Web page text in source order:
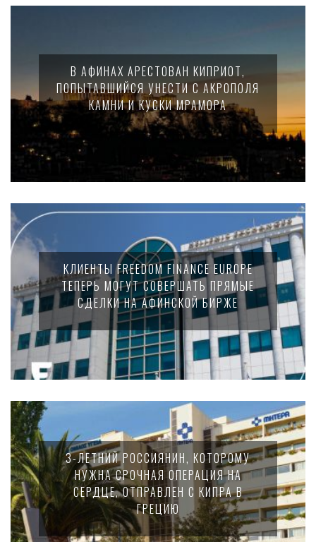
В АФИНАХ АРЕСТОВАН КИПРИОТ,
ПОПЫТАВШИЙСЯ УНЕСТИ С АКРОПОЛЯ
КАМНИ И КУСКИ МРАМОРА
КЛИЕНТЫ FREEDOM FINANCE EUROPE
ТЕПЕРЬ МОГУТ СОВЕРШАТЬ ПРЯМЫЕ
СДЕЛКИ НА АФИНСКОЙ БИРЖЕ
3-ЛЕТНИЙ РОССИЯНИН, КОТОРОМУ
НУЖНА СРОЧНАЯ ОПЕРАЦИЯ НА
СЕРДЦЕ, ОТПРАВЛЕН С КИПРА В
ГРЕЦИЮ